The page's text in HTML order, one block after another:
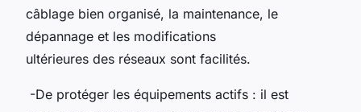
câblage bien organisé, la maintenance, le
dépannage et les modifications
ultérieures des réseaux sont facilités.
-De protéger les équipements actifs : il est